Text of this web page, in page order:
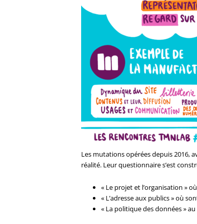
Les mutations opérées depuis 2016,
réalité. Leur questionnaire s’est
« Le projet et l’organisation »
« L’adresse aux publics » où
« La politique des données »